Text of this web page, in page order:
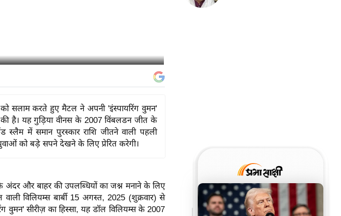
को सलाम करते हुए मैटल ने अपनी 'इंस्पायरिंग वुमन'
की है। यह गुड़िया वीनस के 2007 विंबलडन जीत के
में समान पुरस्कार राशि जीतने वाली पहली
को बड़े सपने देखने के लिए प्रेरित करेगी।
के अंदर और बाहर की उपलब्धियों का जश्न मनाने के लिए
विलियम्स बार्बी 15 अगस्त, 2025 (शुक्रवार) से
वुमन' सीरीज़ का हिस्सा, यह डॉल विलियम्स के 2007